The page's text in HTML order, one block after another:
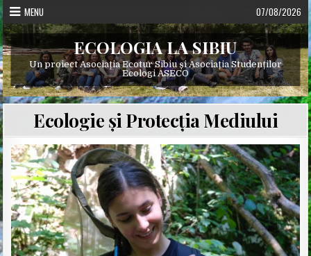
Skip
to
content
MENU 07/08/2026
ECOLOGIA LA SIBIU
Un proiect Asociația Ecotur Sibiu și Asociația Studenților
Ecologi ASECO
Ecologie și Protecția Mediului